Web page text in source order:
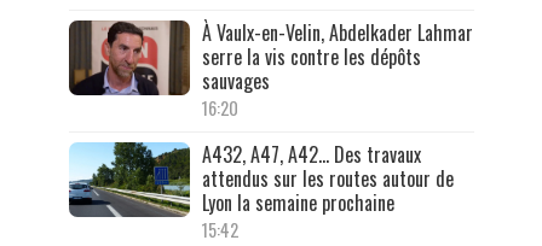
À Vaulx-en-Velin, Abdelkader Lahmar
serre la vis contre les dépôts
sauvages
16:20
A432, A47, A42… Des travaux
attendus sur les routes autour de
Lyon la semaine prochaine
15:42